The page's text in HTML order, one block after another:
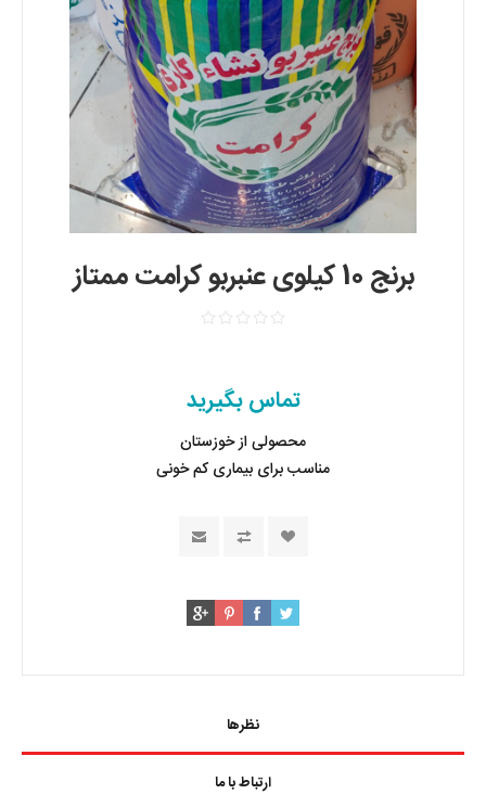
برنج 10 کیلوی عنبربو کرامت ممتاز
تماس بگیرید
محصولی از خوزستان
مناسب برای بیماری کم خونی
نظرها
ارتباط با ما